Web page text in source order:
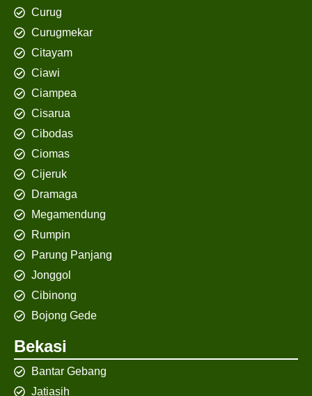
Curug
Curugmekar
Citayam
Ciawi
Ciampea
Cisarua
Cibodas
Ciomas
Cijeruk
Dramaga
Megamendung
Rumpin
Parung Panjang
Jonggol
Cibinong
Bojong Gede
Bekasi
Bantar Gebang
Jatiasih